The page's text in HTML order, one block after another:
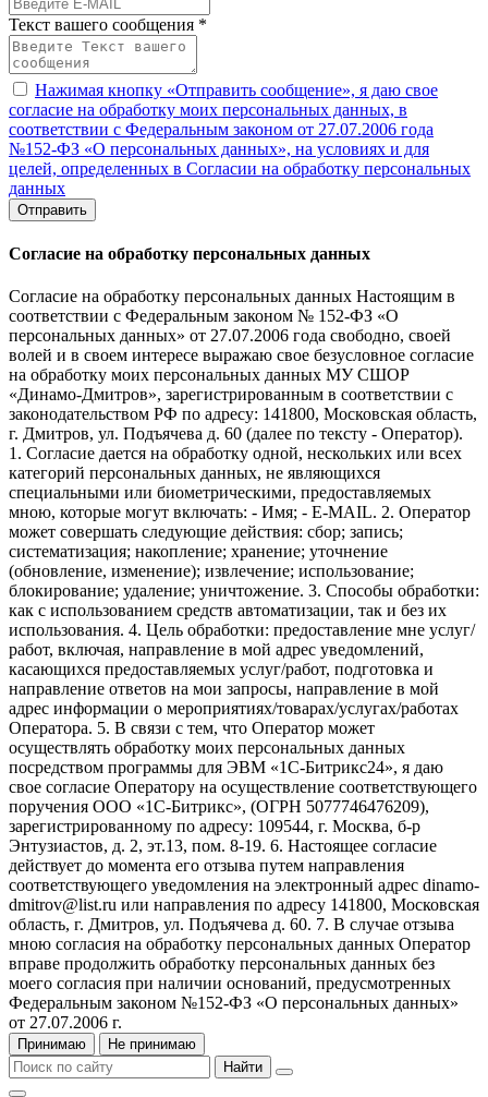
Текст вашего сообщения *
Нажимая кнопку «Отправить сообщение», я даю свое
согласие на обработку моих персональных данных, в
соответствии с Федеральным законом от 27.07.2006 года
№152-ФЗ «О персональных данных», на условиях и для
целей, определенных в Согласии на обработку персональных
данных
Отправить
Согласие на обработку персональных данных
Согласие на обработку персональных данных Настоящим в
соответствии с Федеральным законом № 152-ФЗ «О
персональных данных» от 27.07.2006 года свободно, своей
волей и в своем интересе выражаю свое безусловное согласие
на обработку моих персональных данных МУ СШОР
«Динамо-Дмитров», зарегистрированным в соответствии с
законодательством РФ по адресу: 141800, Московская область,
г. Дмитров, ул. Подъячева д. 60 (далее по тексту - Оператор).
1. Согласие дается на обработку одной, нескольких или всех
категорий персональных данных, не являющихся
специальными или биометрическими, предоставляемых
мною, которые могут включать: - Имя; - E-MAIL. 2. Оператор
может совершать следующие действия: сбор; запись;
систематизация; накопление; хранение; уточнение
(обновление, изменение); извлечение; использование;
блокирование; удаление; уничтожение. 3. Способы обработки:
как с использованием средств автоматизации, так и без их
использования. 4. Цель обработки: предоставление мне услуг/
работ, включая, направление в мой адрес уведомлений,
касающихся предоставляемых услуг/работ, подготовка и
направление ответов на мои запросы, направление в мой
адрес информации о мероприятиях/товарах/услугах/работах
Оператора. 5. В связи с тем, что Оператор может
осуществлять обработку моих персональных данных
посредством программы для ЭВМ «1С-Битрикс24», я даю
свое согласие Оператору на осуществление соответствующего
поручения ООО «1С-Битрикс», (ОГРН 5077746476209),
зарегистрированному по адресу: 109544, г. Москва, б-р
Энтузиастов, д. 2, эт.13, пом. 8-19. 6. Настоящее согласие
действует до момента его отзыва путем направления
соответствующего уведомления на электронный адрес dinamo-
dmitrov@list.ru или направления по адресу 141800, Московская
область, г. Дмитров, ул. Подъячева д. 60. 7. В случае отзыва
мною согласия на обработку персональных данных Оператор
вправе продолжить обработку персональных данных без
моего согласия при наличии оснований, предусмотренных
Федеральным законом №152-ФЗ «О персональных данных»
от 27.07.2006 г.
Принимаю
Не принимаю
Найти